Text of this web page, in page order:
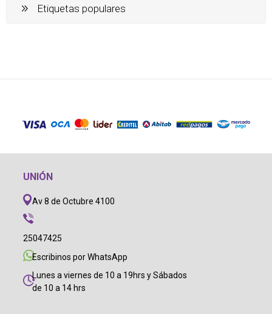
Etiquetas populares
UNIÓN
Av 8 de Octubre 4100
25047425
Escribinos por WhatsApp
Lunes a viernes de 10 a 19hrs y Sábados
de 10 a 14 hrs